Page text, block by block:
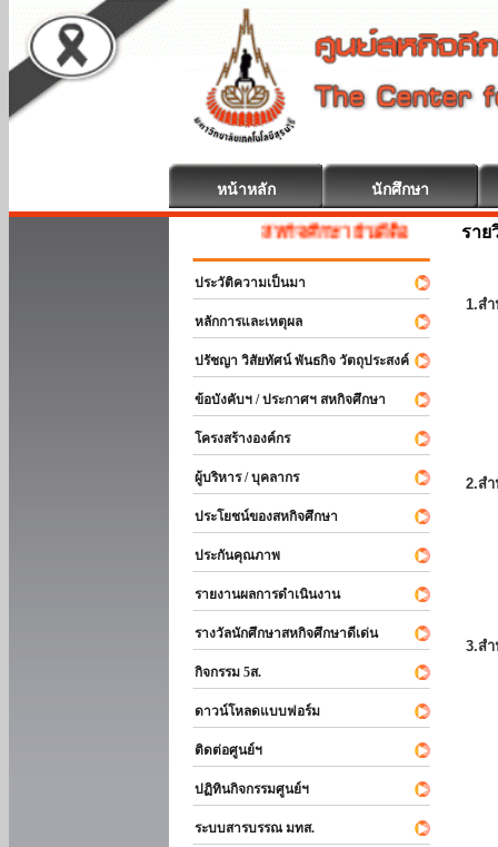
หน้าหลัก นักศึกษา
สหกิจศึกษา ยินดีต้อนรับ
ประวัติความเป็นมา
หลักการและเหตุผล
ปรัชญา วิสัยทัศน์ พันธกิจ วัตถุประสงค์
ข้อบังคับฯ / ประกาศฯ สหกิจศึกษา
โครงสร้างองค์กร
ผู้บริหาร / บุคลากร
ประโยชน์ของสหกิจศึกษา
ประกันคุณภาพ
รายงานผลการดำเนินงาน
รางวัลนักศึกษาสหกิจศึกษาดีเด่น
กิจกรรม 5ส.
ดาวน์โหลดแบบฟอร์ม
ติดต่อศูนย์ฯ
ปฏิทินกิจกรรมศูนย์ฯ
ระบบสารบรรณ มทส.
ราย
1.ส
2.ส
3.ส